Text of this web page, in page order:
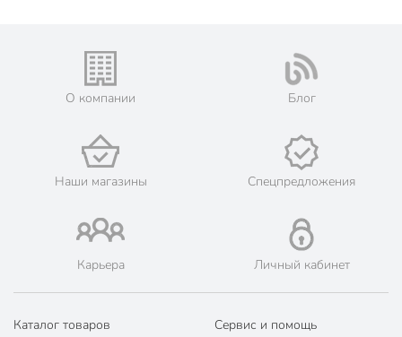
презентом для любого повода.
Сколько предметов входит в состав набора и на сколько
человек он рассчитан?
В комплект входит 8 предметов: 4 чайные чашки объемом
250 мл и 4 блюдца. Набор рассчитан на комфортное
использование для 4 персон.
Техническая информация
Количество предметов
О компании Блог
Наши магазины Спецпредложения
Карьера Личный кабинет
Каталог товаров Сервис и помощь